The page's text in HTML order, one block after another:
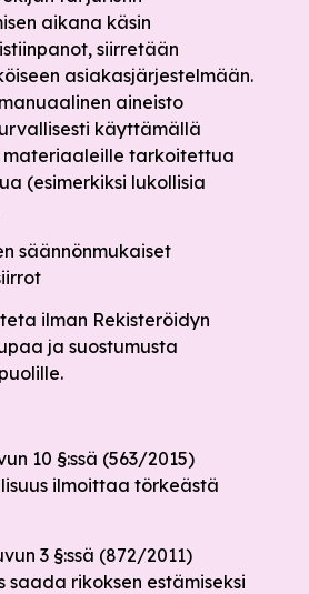
aikana käsin
siirretään
asiakasjärjestelmään.
aineisto
käyttämällä
materiaaleille tarkoitettua
(esimerkiksi lukollisia
säännönmukaiset
ilman Rekisteröidyn
ja suostumusta
10 §:ssä (563/2015)
ilmoittaa törkeästä
3 §:ssä (872/2011)
saada rikoksen estämiseksi